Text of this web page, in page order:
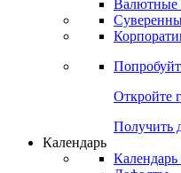
Получить
Деривативы
Поиск
Валютные
Откройте